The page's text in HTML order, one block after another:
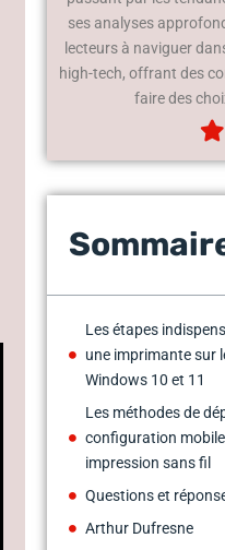
ses analyses
lecteurs à naviguer
high-tech, offrant des
faire des
Les étapes
une imprimante sur
Windows 10 et 11
Les méthodes de
configuration
impression sans fil
Questions et
Arthur Dufresne